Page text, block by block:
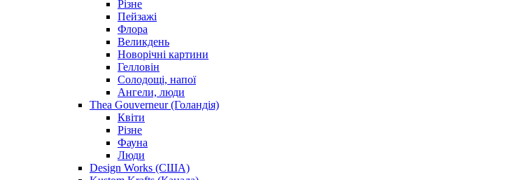
Різне
Пейзажі
Флора
Великдень
Новорічні картини
Гелловін
Солодощі, напої
Ангели, люди
Thea Gouverneur (Голандія)
Квіти
Різне
Фауна
Люди
Design Works (США)